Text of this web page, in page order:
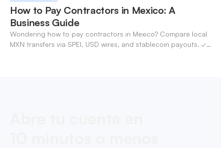
How to Pay Contractors in Mexico: A
Business Guide
Wondering how to pay contractors in Mexico? Compare local
MXN transfers via SPEI, USD wires, and stablecoin payouts. ✓